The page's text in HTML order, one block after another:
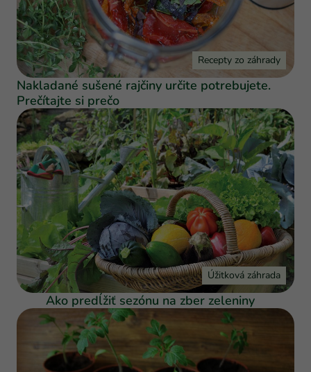
Recepty zo záhrady
Nakladané sušené rajčiny určite potrebujete.
Prečítajte si prečo
Úžitková záhrada
Ako predĺžiť sezónu na zber zeleniny